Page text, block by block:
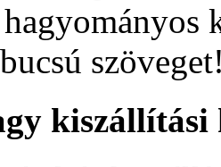
kiszállítási